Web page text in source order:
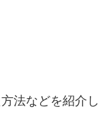
法などを紹介し